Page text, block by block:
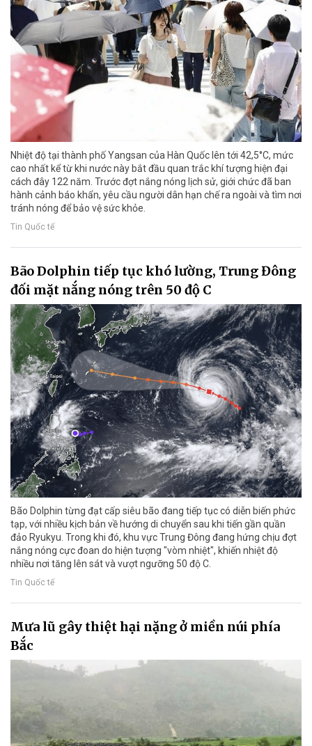
Nhiệt độ tại thành phố Yangsan của Hàn Quốc lên tới 42,5°C, mức
cao nhất kể từ khi nước này bắt đầu quan trắc khí tượng hiện đại
cách đây 122 năm. Trước đợt nắng nóng lịch sử, giới chức đã ban
hành cảnh báo khẩn, yêu cầu người dân hạn chế ra ngoài và tìm nơi
tránh nóng để bảo vệ sức khỏe.
Tin Quốc tế
Bão Dolphin tiếp tục khó lường, Trung Đông
đối mặt nắng nóng trên 50 độ C
Bão Dolphin từng đạt cấp siêu bão đang tiếp tục có diễn biến phức
tạp, với nhiều kịch bản về hướng di chuyển sau khi tiến gần quần
đảo Ryukyu. Trong khi đó, khu vực Trung Đông đang hứng chịu đợt
nắng nóng cực đoan do hiện tượng "vòm nhiệt", khiến nhiệt độ
nhiều nơi tăng lên sát và vượt ngưỡng 50 độ C.
Tin Quốc tế
Mưa lũ gây thiệt hại nặng ở miền núi phía
Bắc